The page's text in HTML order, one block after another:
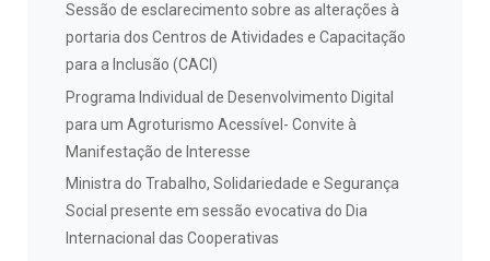
Sessão de esclarecimento sobre as alterações à
portaria dos Centros de Atividades e Capacitação
para a Inclusão (CACI)
Programa Individual de Desenvolvimento Digital
para um Agroturismo Acessível- Convite à
Manifestação de Interesse
Ministra do Trabalho, Solidariedade e Segurança
Social presente em sessão evocativa do Dia
Internacional das Cooperativas